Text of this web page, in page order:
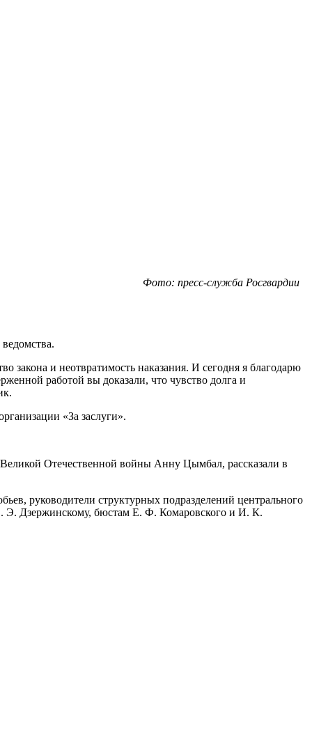
Фото: пресс-служба Росгвардии
закона и неотвратимость наказания. И сегодня я благодарю
работой вы доказали, что чувство долга и
«За заслуги».
Отечественной войны Анну Цымбал, рассказали в
руководители структурных подразделений центрального
Э. Дзержинскому, бюстам Е. Ф. Комаровского и И. К.